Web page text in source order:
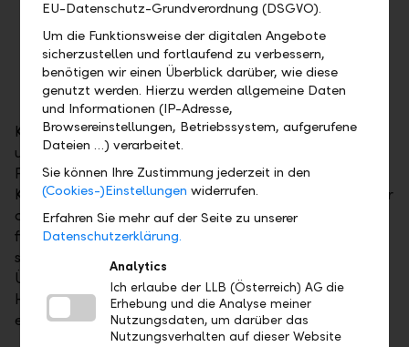
Die Eigentumsrechte: Die Anteile am
Die Entscheidungsbefugnisse: Die operative
und strategische Leitung geht auf die
Nachfolger über.
Klar formulierte vertragliche Regelungen sind dabei
unerlässlich. Sie halten fest, welche Rechte und
Pflichten übergeben werden. Auch
Kontrollmechanismen oder beratende Funktionen für
die scheidende Generation lassen sich im Vertrag
fixieren. Strukturen wie ein Familienbeirat oder
spezielle Stimmrechtsregelungen helfen, den
Übergang fließend zu gestalten, ohne die
Handlungsfähigkeit des Unternehmens
einzuschränken.
EU-Datenschutz-Grundverordnung (DSGVO).
Um die Funktionsweise der digitalen Angebote
sicherzustellen und fortlaufend zu verbessern,
benötigen wir einen Überblick darüber, wie diese
genutzt werden. Hierzu werden allgemeine Daten
und Informationen (IP-Adresse,
Browsereinstellungen, Betriebssystem, aufgerufene
Dateien …) verarbeitet.
Sie können Ihre Zustimmung jederzeit in den
(Cookies-)Einstellungen widerrufen.
Erfahren Sie mehr auf der Seite zu unserer
Datenschutzerklärung.
Analytics
Ich erlaube der LLB (Österreich) AG die
Erhebung und die Analyse meiner
Nutzungsdaten, um darüber das
Nutzungsverhalten auf dieser Website